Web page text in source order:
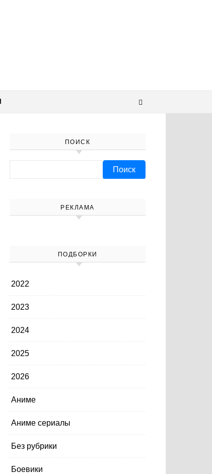
ПОИСК
РЕКЛАМА
ПОДБОРКИ
2022
2023
2024
2025
2026
Аниме
Аниме сериалы
Без рубрики
Боевики